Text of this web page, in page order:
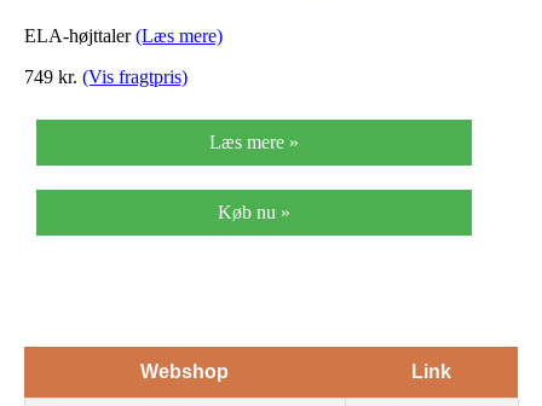
ELA-højttaler(Læs mere)
749 kr. (Vis fragtpris)
Læs mere »
Køb nu »
Webshop Link